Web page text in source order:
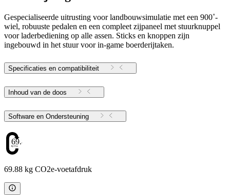
Gespecialiseerde uitrusting voor landbouwsimulatie met een 900˚-
wiel, robuuste pedalen en een compleet zijpaneel met stuurknuppel
voor laderbediening op alle assen. Sticks en knoppen zijn
ingebouwd in het stuur voor in-game boerderijtaken.
Specificaties en compatibiliteit
Inhoud van de doos
Software en Ondersteuning
69.88
69.88 kg CO2e-voetafdruk